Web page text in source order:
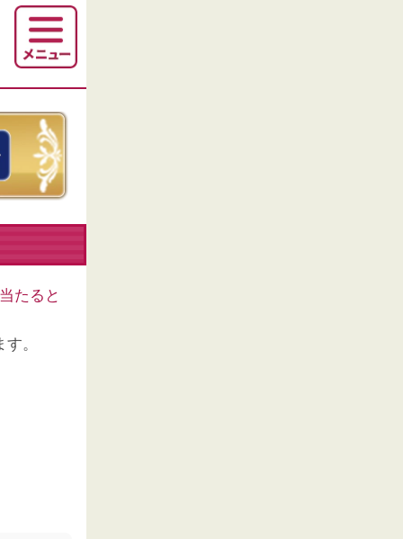
たると
。